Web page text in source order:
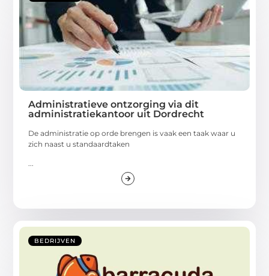
Administratieve ontzorging via dit
administratiekantoor uit Dordrecht
De administratie op orde brengen is vaak een taak waar u
zich naast u standaardtaken
...
BEDRIJVEN